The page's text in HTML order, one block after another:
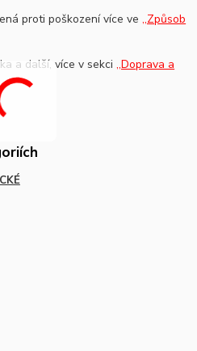
proti poškození více ve,,Způsob
a další, více v sekci,,Doprava a